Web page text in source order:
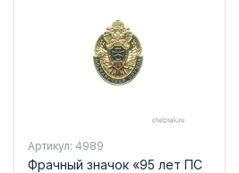
Артикул: 4989
Фрачный значок «95 лет ПС